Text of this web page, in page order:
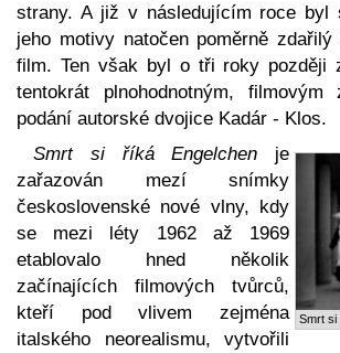
strany. A již v následujícím roce byl
jeho motivy natočen poměrně
film. Ten však byl o tři roky později
tentokrát plnohodnotným,
podání autorské dvojice Kadár - Klos.
Smrt si
Smrt si říká Engelchen je
zařazován mezí snímky
československé nové vlny, kdy
se mezi léty 1962 až 1969
etablovalo hned několik
začínajících filmových tvůrců,
kteří pod vlivem zejména
italského neorealismu, vytvořili